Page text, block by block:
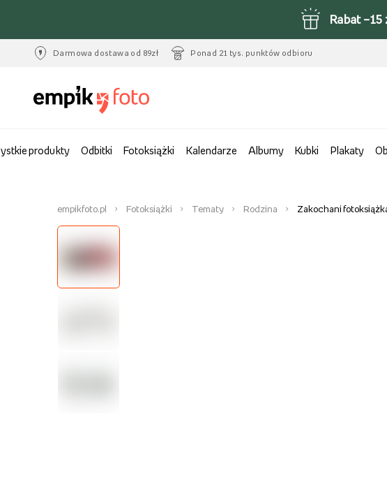
Rabat
Darmowa dostawa od 89zł Ponad 21 tys. punktów odbioru
produkty Odbitki Fotoksiążki Kalendarze Albumy Kubki Plakaty
empikfoto.pl Fotoksiążki Tematy Rodzina Zakochani